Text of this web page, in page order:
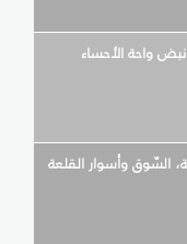
واحة الأحساء
السّوق وأسوار القلعة